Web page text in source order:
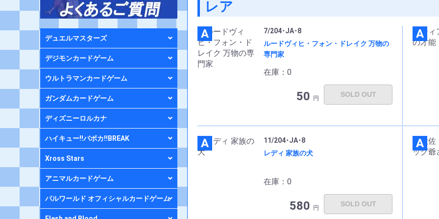
デュエルマスターズ
デジモンカードゲーム
ウルトラマンカードゲーム
ガンダムカードゲーム
ディズニーロルカナ
ハイキュー!!バボカ!!BREAK
Xross Stars
アニマルカードゲーム
パルワールド オフィシャルカードゲーム
レア
A
7/204･JA･8
ルードヴィヒ・フォン・ドレイク 万物の
専門家
在庫：0
50 円 SOLD OUT
A
A
11/204･JA･8
レディ 家族の犬
在庫：0
580 円 SOLD OUT
A